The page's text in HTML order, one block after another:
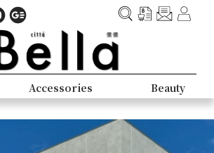
Accessories Beauty